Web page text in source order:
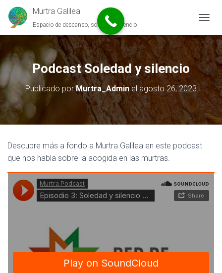
Murtra Galilea
Espacio de descanso, soledad y silencio
A
M
I
A
R
M
O
D
O
G
Podcast Soledad y silencio
Publicado porMurtra_Admin el agosto 26, 2023
Descubre más a fondo a Murtra Galilea en este podcast
que nos habla sobre la acogida en las murtras.